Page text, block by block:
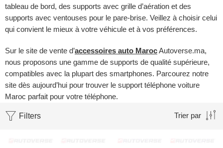
tableau de bord, des supports avec grille d’aération et des
supports avec ventouses pour le pare-brise. Veillez à choisir celui
qui convient le mieux à votre véhicule et à vos préférences.
Sur le site de vente d’accessoires auto MarocAutoverse.ma,
nous proposons une gamme de supports de qualité supérieure,
compatibles avec la plupart des smartphones. Parcourez notre
site dès aujourd’hui pour trouver le support téléphone voiture
Maroc parfait pour votre téléphone.
Filters Trier par